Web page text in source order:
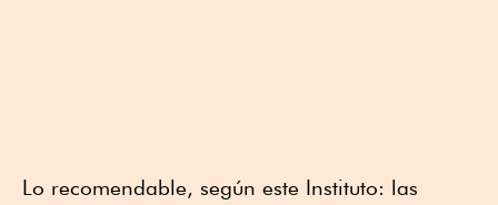
Lo recomendable, según este Instituto: las